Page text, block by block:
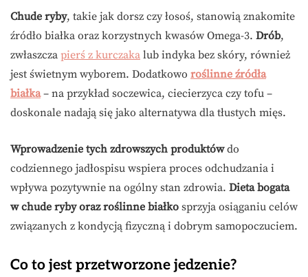
Chude ryby, takie jak dorsz czy łosoś, stanowią znakomite
źródło białka oraz korzystnych kwasów Omega-3. Drób,
zwłaszcza pierś z kurczaka lub indyka bez skóry, również
jest świetnym wyborem. Dodatkowo roślinne źródła
białka– na przykład soczewica, ciecierzyca czy tofu –
doskonale nadają się jako alternatywa dla tłustych mięs.
Wprowadzenie tych zdrowszych produktówdo
codziennego jadłospisu wspiera proces odchudzania i
wpływa pozytywnie na ogólny stan zdrowia. Dieta bogata
w chude ryby oraz roślinne białko sprzyja osiąganiu celów
związanych z kondycją fizyczną i dobrym samopoczuciem.
Co to jest przetworzone jedzenie?